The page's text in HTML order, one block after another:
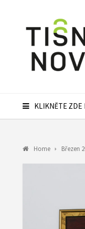
KLIKNĚTE ZDE
Home Březen